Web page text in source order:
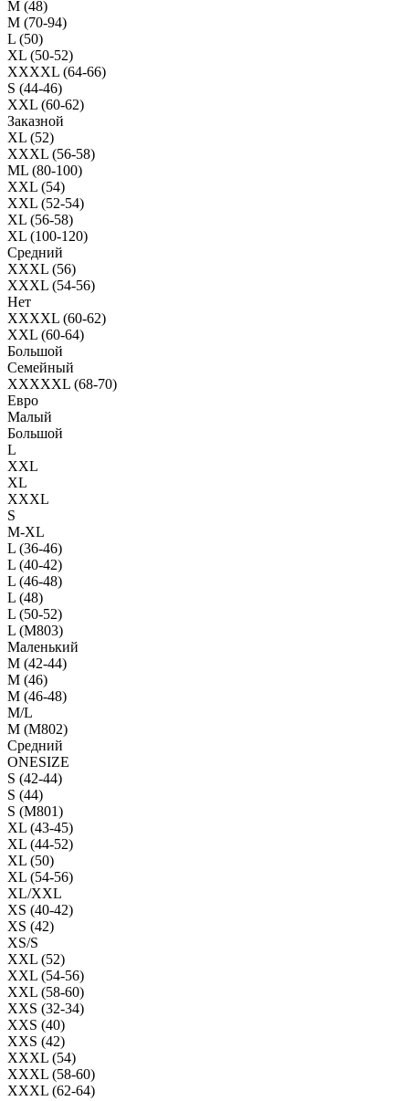
M (48)
M (70-94)
L (50)
XL (50-52)
XXXXL (64-66)
S (44-46)
XXL (60-62)
Заказной
XL (52)
XXXL (56-58)
ML (80-100)
XXL (54)
XXL (52-54)
XL (56-58)
XL (100-120)
Средний
XXXL (56)
XXXL (54-56)
Нет
XXXXL (60-62)
XXL (60-64)
Большой
Семейный
XXXXXL (68-70)
Евро
Малый
Большой
L
XXL
XL
XXXL
S
M-XL
L (36-46)
L (40-42)
L (46-48)
L (48)
L (50-52)
L (M803)
Маленький
М (42-44)
M (46)
M (46-48)
M/L
M (M802)
Средний
ONESIZE
S (42-44)
S (44)
S (M801)
XL (43-45)
XL (44-52)
XL (50)
XL (54-56)
XL/XXL
XS (40-42)
XS (42)
XS/S
XXL (52)
XXL (54-56)
XXL (58-60)
XXS (32-34)
XXS (40)
XXS (42)
XXXL (54)
XXXL (58-60)
XXXL (62-64)